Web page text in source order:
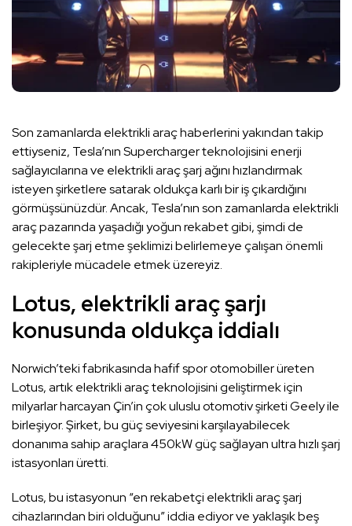
Son zamanlarda elektrikli araç haberlerini yakından takip
ettiyseniz, Tesla’nın Supercharger teknolojisini enerji
sağlayıcılarına ve elektrikli araç şarj ağını hızlandırmak
isteyen şirketlere satarak oldukça karlı bir iş çıkardığını
görmüşsünüzdür. Ancak, Tesla’nın son zamanlarda elektrikli
araç pazarında yaşadığı yoğun rekabet gibi, şimdi de
gelecekte şarj etme şeklimizi belirlemeye çalışan önemli
rakipleriyle mücadele etmek üzereyiz.
Lotus, elektrikli araç şarjı
konusunda oldukça iddialı
Norwich’teki fabrikasında hafif spor otomobiller üreten
Lotus, artık elektrikli araç teknolojisini geliştirmek için
milyarlar harcayan Çin’in çok uluslu otomotiv şirketi Geely ile
birleşiyor. Şirket, bu güç seviyesini karşılayabilecek
donanıma sahip araçlara 450kW güç sağlayan ultra hızlı şarj
istasyonları üretti.
Lotus, bu istasyonun “en rekabetçi elektrikli araç şarj
cihazlarından biri olduğunu” iddia ediyor ve yaklaşık beş